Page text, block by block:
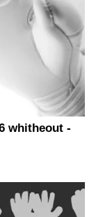
whitheout -